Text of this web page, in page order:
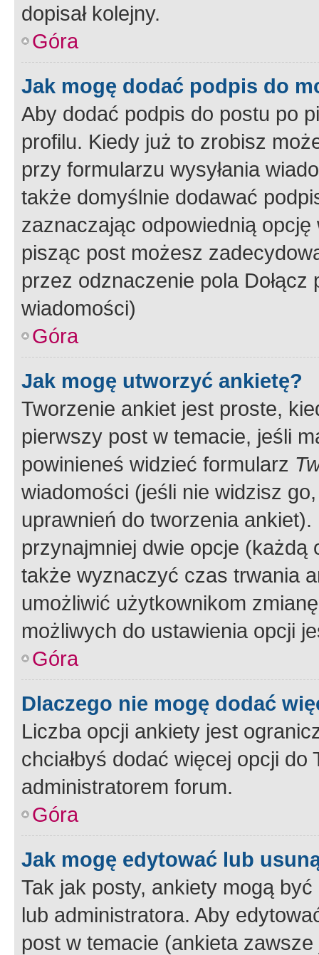
dopisał kolejny.
Góra
Jak mogę dodać podpis do
Aby dodać podpis do postu po
profilu. Kiedy już to zrobisz
przy formularzu wysyłania
także domyślnie dodawać
zaznaczając odpowiednią
pisząc post możesz
przez odznaczenie pola
wiadomości)
Góra
Jak mogę utworzyć ankietę?
Tworzenie ankiet jest proste,
pierwszy post w temacie, jeśli
powinieneś widzieć formularz
wiadomości (jeśli nie widzisz
uprawnień do tworzenia
przynajmniej dwie opcje
także wyznaczyć czas trwania
umożliwić użytkownikom
możliwych do ustawienia opcji
Góra
Dlaczego nie mogę dodać
Liczba opcji ankiety jest
chciałbyś dodać więcej opcji
administratorem forum.
Góra
Jak mogę edytować lub
Tak jak posty, ankiety mogą
lub administratora. Aby
post w temacie (ankieta